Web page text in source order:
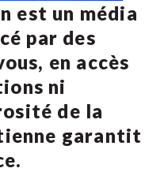
est un média
par des
en accès
ni
de la
garantit